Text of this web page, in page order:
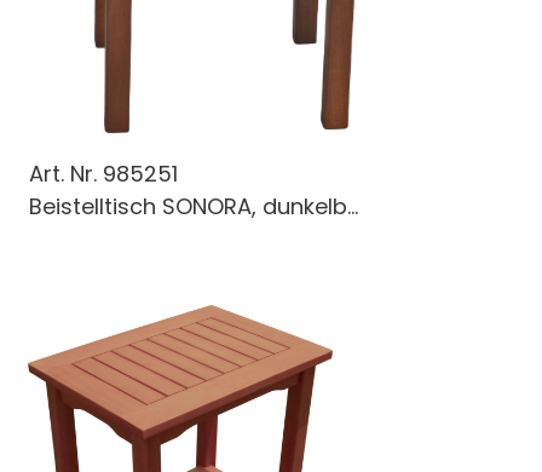
Art. Nr. 985251
Beistelltisch SONORA, dunkelb...